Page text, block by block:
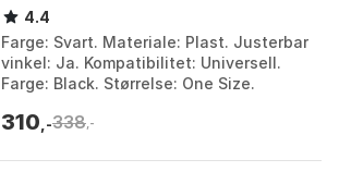
4.4
Farge: Svart. Materiale: Plast. Justerbar
vinkel: Ja. Kompatibilitet: Universell.
Farge: Black. Størrelse: One Size.
310 ,-338 ,-